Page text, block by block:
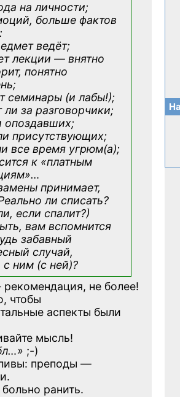
на личности;
больше фактов
ведёт;
лекции — внятно
понятно
семинары (и лабы!);
ли за разговорчики;
опоздавших;
присутствующих;
все время угрюм(а);
к «платным
…
принимает,
ли списать?
если спалит?)
вам вспомнится
забавный
случай,
с ним (с ней)?
не более!
чтобы
аспекты были
мысль!
;-)
преподы —
ранить.